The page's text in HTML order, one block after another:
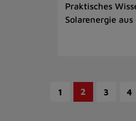
Praktisches
Solarenergie
1 2 3 4